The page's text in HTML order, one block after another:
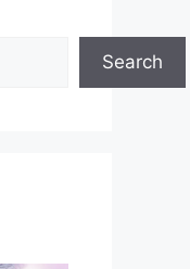
Search